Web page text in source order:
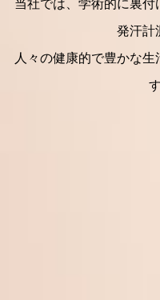
当社では、学術的に裏
発汗計
人々の健康的で豊かな